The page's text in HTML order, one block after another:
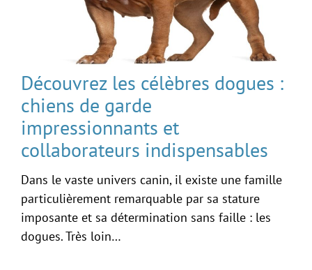
Découvrez les célèbres dogues :
chiens de garde
impressionnants et
collaborateurs indispensables
Dans le vaste univers canin, il existe une famille
particulièrement remarquable par sa stature
imposante et sa détermination sans faille : les
dogues. Très loin…